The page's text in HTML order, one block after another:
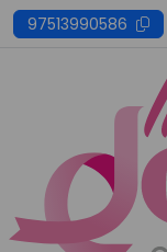
Skip
to
97513990586